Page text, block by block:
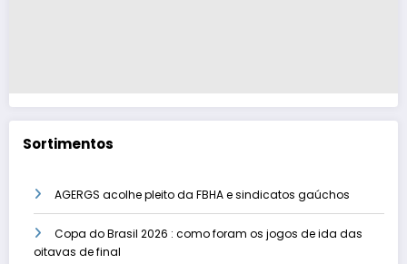
Sortimentos
AGERGS acolhe pleito da FBHA e sindicatos gaúchos
Copa do Brasil 2026 : como foram os jogos de ida das
oitavas de final